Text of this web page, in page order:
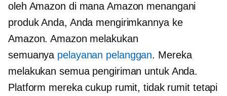
oleh Amazon di mana Amazon menangani
produk Anda, Anda mengirimkannya ke
Amazon. Amazon melakukan
semuanya pelayanan pelanggan. Mereka
melakukan semua pengiriman untuk Anda.
Platform mereka cukup rumit, tidak rumit tetapi